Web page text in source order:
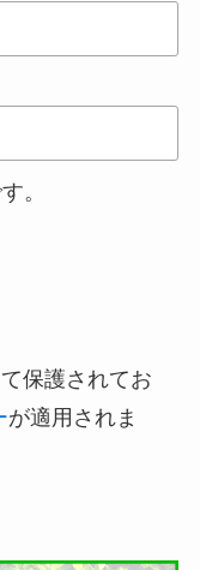
。
保護されてお
が適用されま